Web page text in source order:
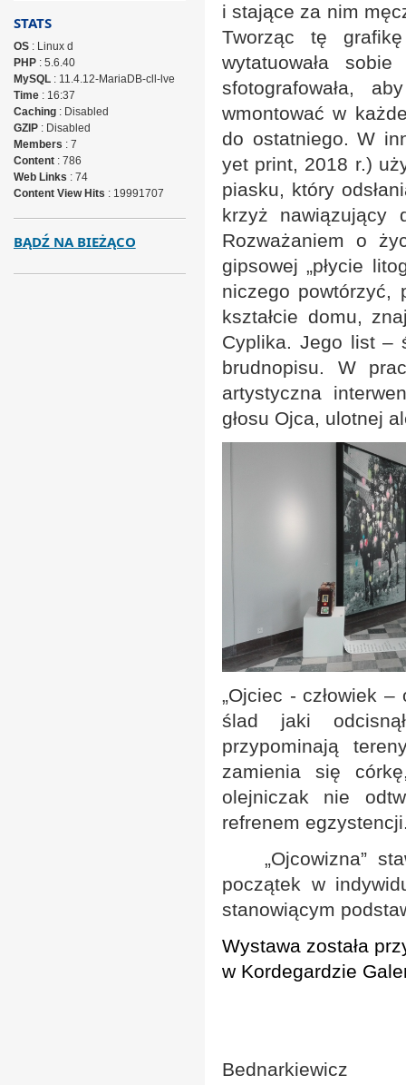
i stające za nim
Tworząc tę
wytatuowała
sfotografowała,
wmontować w
do ostatniego. W
yet print, 2018 r.)
piasku, który
krzyż nawiązujący
Rozważaniem o
gipsowej „płycie
niczego powtórzyć,
kształcie domu,
Cyplika. Jego list –
brudnopisu. W
artystyczna
głosu Ojca, ulotnej
„Ojciec - człowiek
ślad jaki
przypominają
zamienia się
olejniczak nie
refrenem
„Ojcowizna”
początek w
stanowiącym
Wystawa została
w Kordegardzie
Bednarkiewicz
STATS
OS: Linux d
PHP: 5.6.40
MySQL: 11.4.12-MariaDB-cll-lve
Time: 16:37
Caching: Disabled
GZIP: Disabled
Members : 7
Content: 786
Web Links : 74
Content View Hits : 19991707
BĄDŹ NA BIEŻĄCO